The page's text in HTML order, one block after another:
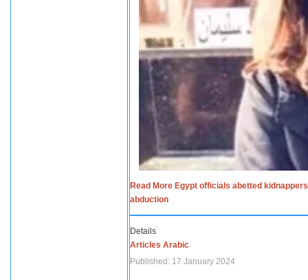
Read More Egypt officials abetted
abduction
Details
Articles Arabic
Published: 17 January 2024